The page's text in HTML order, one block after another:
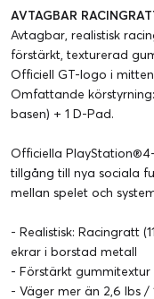
AVTAGBAR
Avtagbar, realistisk
förstärkt, texturerad
Officiell GT-logo i
Omfattande
basen) + 1 D-Pad.
Officiella PlayStation®4-
tillgång till nya sociala
mellan spelet och
- Realistisk: Racingratt
ekrar i borstad metall
- Förstärkt
- Väger mer än 2,6 lbs /